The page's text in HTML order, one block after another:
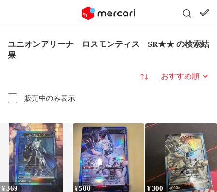
ユニオンアリーナ ロスモンティス SR★★ の検索結
果
販売中のみ表示
並び替え
¥369 ¥500 ¥300